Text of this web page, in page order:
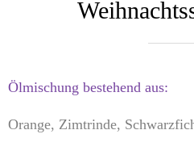
Ölmischung bestehend aus:
Orange, Zimtrinde,